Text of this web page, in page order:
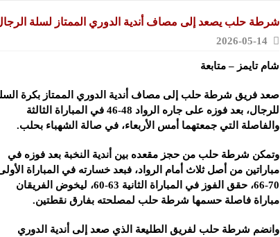
مشروع “رونق مهنا”: المعارض فرصة لتعريف
موقع “نيوز بيردز”: مشاركتنا في المعرض تهدف إلى
شركة “قمم الجودة للمعدات الصناعية”: شاركنا
شرطة حلب يصعد إلى مصاف أندية الدوري الممتاز لسلة
2026-05-14
شام تايمز – متابعة
صعد فريق شرطة حلب إلى مصاف أندية الدوري الممتاز بكرة
للرجال، بعد فوزه على جاره الرواد 48-46 في المباراة الثالثة
والفاصلة التي جمعتهما أمس الأربعاء، في صالة الشهباء بحلب.
وتمكن شرطة حلب من حجز مقعده بين أندية النخبة بعد فوزه في
مباراتين من أصل ثلاث أمام الرواد، فبعد خسارته في المباراة
70-66، حقق الفوز في المباراة الثانية 63-60، ليخوض الفريقان
مباراة فاصلة حسمها شرطة حلب لمصلحته بفارق نقطتين.
وانضم شرطة حلب لفريق الطليعة الذي صعد إلى أندية الدوري